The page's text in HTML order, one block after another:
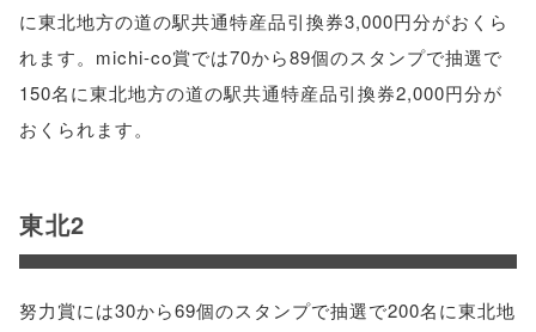
に東北地方の道の駅共通特産品引換券3,000円分がおくら
れます。michi-co賞では70から89個のスタンプで抽選で
150名に東北地方の道の駅共通特産品引換券2,000円分が
おくられます。
東北2
努力賞には30から69個のスタンプで抽選で200名に東北地